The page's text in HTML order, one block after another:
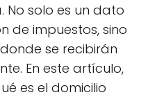
No solo es un dato
de impuestos, sino
se recibirán
En este artículo,
es el domicilio